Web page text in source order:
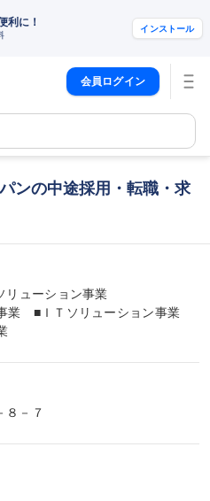
利に！ インストール
会員ログイン
ンの中途採用・転職・求
リューション事業
業　■ＩＴソリューション事業
８－７